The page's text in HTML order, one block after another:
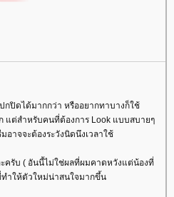
กปิดได้มากกว่า หรืออยากทาบางก็ใช้
แต่สำหรับคนที่ต้องการ Look แบบสบายๆ
าจจะต้องระวังนิดนึงเวลาใช้
ครับ ( อันนี้ไม่ใช่ผลที่ผมคาดหวังแต่น้องที่
ำให้ตัวใหม่น่าสนใจมากขึ้น